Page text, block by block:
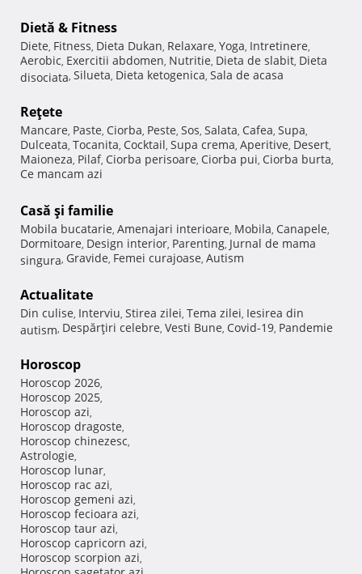
Dietă & Fitness
Diete, Fitness, Dieta Dukan, Relaxare, Yoga, Intretinere,
Aerobic, Exercitii abdomen, Nutritie, Dieta de slabit, Dieta
disociata, Silueta, Dieta ketogenica, Sala de acasa
Reţete
Mancare, Paste, Ciorba, Peste, Sos, Salata, Cafea, Supa,
Dulceata, Tocanita, Cocktail, Supa crema, Aperitive, Desert,
Maioneza, Pilaf, Ciorba perisoare, Ciorba pui, Ciorba burta,
Ce mancam azi
Casă şi familie
Mobila bucatarie, Amenajari interioare, Mobila, Canapele,
Dormitoare, Design interior, Parenting, Jurnal de mama
singura, Gravide, Femei curajoase, Autism
Actualitate
Din culise, Interviu, Stirea zilei, Tema zilei, Iesirea din
autism, Despărţiri celebre, Vesti Bune, Covid-19, Pandemie
Horoscop
Horoscop 2026,
Horoscop 2025,
Horoscop azi,
Horoscop dragoste,
Horoscop chinezesc,
Astrologie,
Horoscop lunar,
Horoscop rac azi,
Horoscop gemeni azi,
Horoscop fecioara azi,
Horoscop taur azi,
Horoscop capricorn azi,
Horoscop scorpion azi,